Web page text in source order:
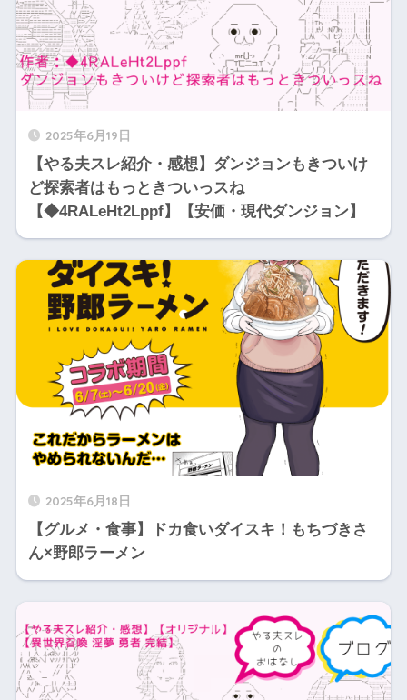
2025年6月19日
【やる夫スレ紹介・感想】ダンジョンもきついけ
ど探索者はもっときついっスね
【◆4RALeHt2Lppf】【安価・現代ダンジョン】
2025年6月18日
【グルメ・食事】ドカ食いダイスキ！もちづきさ
ん×野郎ラーメン